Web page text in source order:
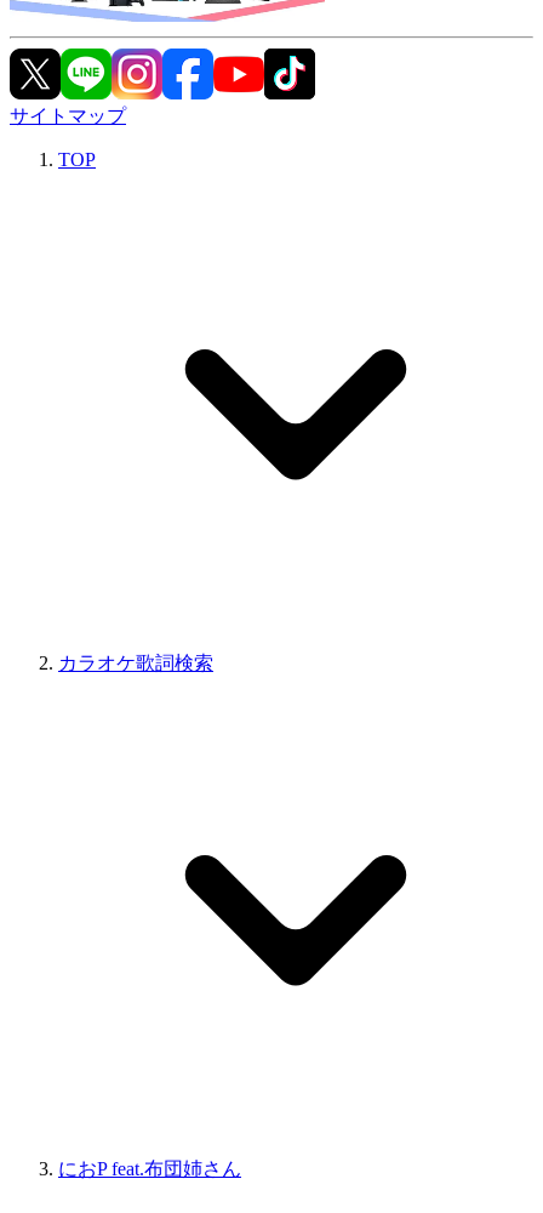
サイトマップ
TOP
カラオケ歌詞検索
におP feat.布団姉さん